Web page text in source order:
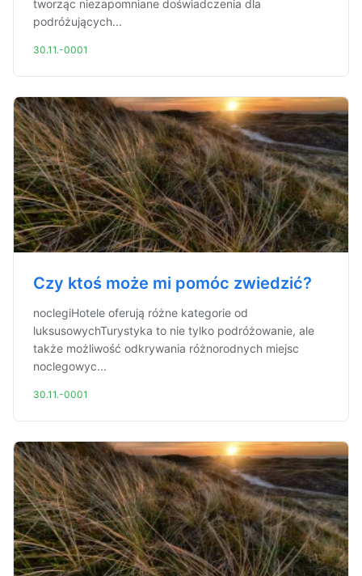
tworząc niezapomniane doświadczenia dla
podróżujących...
30.11.-0001
Czy ktoś może mi pomóc zwiedzić?
noclegiHotele oferują różne kategorie od
luksusowychTurystyka to nie tylko podróżowanie, ale
także możliwość odkrywania różnorodnych miejsc
noclegowyc...
30.11.-0001